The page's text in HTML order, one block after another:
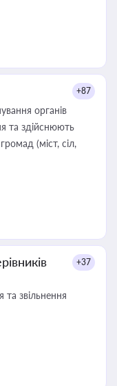
+87
органів
та здійснюють
(міст, сіл,
+37
звільнення